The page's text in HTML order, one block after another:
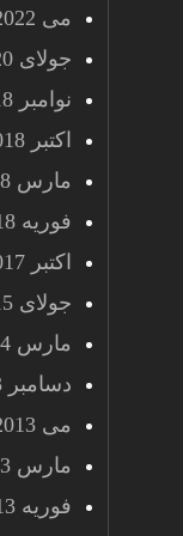
می 2022
جولای 2020
نوامبر 2018
اکتبر 2018
مارس 2018
فوریه 2018
اکتبر 2017
جولای 2015
مارس 2014
دسامبر 2013
می 2013
مارس 2013
فوریه 2013